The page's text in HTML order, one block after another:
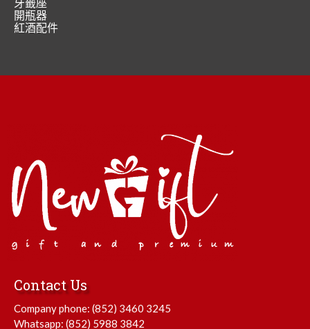
開瓶器
紅酒配件
Contact Us
Company phone: (852) 3460 3245
Whatsapp: (852) 5988 3842